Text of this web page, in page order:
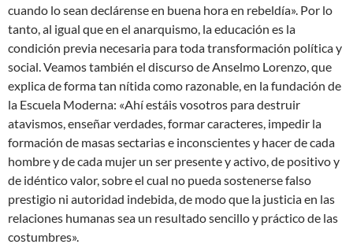
cuando lo sean declárense en buena hora en rebeldía». Por lo
tanto, al igual que en el anarquismo, la educación es la
condición previa necesaria para toda transformación política y
social. Veamos también el discurso de Anselmo Lorenzo, que
explica de forma tan nítida como razonable, en la fundación de
la Escuela Moderna: «Ahí estáis vosotros para destruir
atavismos, enseñar verdades, formar caracteres, impedir la
formación de masas sectarias e inconscientes y hacer de cada
hombre y de cada mujer un ser presente y activo, de positivo y
de idéntico valor, sobre el cual no pueda sostenerse falso
prestigio ni autoridad indebida, de modo que la justicia en las
relaciones humanas sea un resultado sencillo y práctico de las
costumbres».